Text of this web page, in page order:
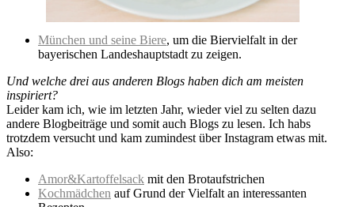
München und seine Biere, um die Biervielfalt in der
bayerischen Landeshauptstadt zu zeigen.
Und welche drei aus anderen Blogs haben dich am meisten
inspiriert?
Leider kam ich, wie im letzten Jahr, wieder viel zu selten dazu
andere Blogbeiträge und somit auch Blogs zu lesen. Ich habs
trotzdem versucht und kam zumindest über Instagram etwas mit.
Also:
Amor&Kartoffelsack mit den Brotaufstrichen
Kochmädchen auf Grund der Vielfalt an interessanten